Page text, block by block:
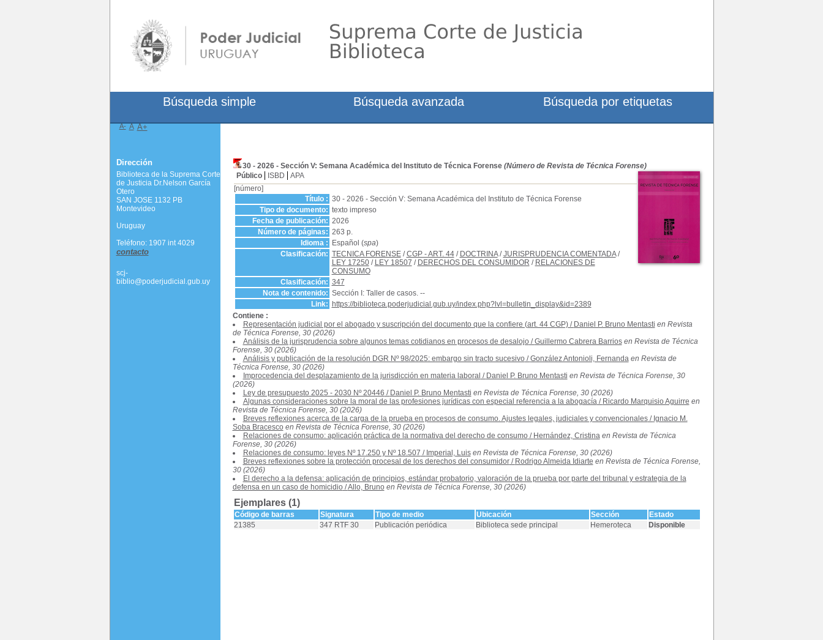
30 - 2026 - Sección V: Semana Académica del Instituto de Técnica Forense(Número de Revista de Técnica Forense)
Público
ISBD
APA
[número]
Título : 30 - 2026 - Sección V: Semana Académica del Instituto de Técnica Forense
Tipo de documento: texto impreso
Fecha de publicación: 2026
Número de páginas: 263 p.
Idioma :
Español (spa)
Clasificación: TECNICA FORENSE/CGP - ART. 44/ DOCTRINA/JURISPRUDENCIA COMENTADA/
LEY 17250/ LEY 18507 / DERECHOS DEL CONSUMIDOR / RELACIONES DE
CONSUMO
Clasificación: 347
Nota de contenido: Sección I: Taller de casos. --
Link:
https://biblioteca.poderjudicial.gub.uy/index.php?lvl=bulletin_display&id=2389
Contiene :
Representación judicial por el abogado y suscripción del documento que la confiere (art. 44 CGP)/ Daniel P. Bruno Mentasti en Revista
de Técnica Forense, 30 (2026)
Análisis de la jurisprudencia sobre algunos temas cotidianos en procesos de desalojo/Guillermo Cabrera Barrios en Revista de Técnica
Forense, 30 (2026)
Análisis y publicación de la resolución DGR Nº 98/2025: embargo sin tracto sucesivo/González Antonioli, Fernanda en Revista de
Técnica Forense, 30 (2026)
Improcedencia del desplazamiento de la jurisdicción en materia laboral / Daniel P. Bruno Mentasti en Revista de Técnica Forense, 30
(2026)
Ley de presupuesto 2025 - 2030 Nº 20446 / Daniel P. Bruno Mentasti en Revista de Técnica Forense, 30 (2026)
Algunas consideraciones sobre la moral de las profesiones jurídicas con especial referencia a la abogacía/ Ricardo Marquisio Aguirre en
Revista de Técnica Forense, 30 (2026)
Breves reflexiones acerca de la carga de la prueba en procesos de consumo. Ajustes legales, judiciales y convencionales/ Ignacio M.
Soba Bracesco en Revista de Técnica Forense, 30 (2026)
Relaciones de consumo: aplicación práctica de la normativa del derecho de consumo/ Hernández, Cristina en Revista de Técnica
Forense, 30 (2026)
Relaciones de consumo: leyes Nº 17.250 y Nº 18.507 / Imperial, Luis en Revista de Técnica Forense, 30 (2026)
Breves reflexiones sobre la protección procesal de los derechos del consumidor/ Rodrigo Almeida Idiarte en Revista de Técnica Forense,
30 (2026)
El derecho a la defensa: aplicación de principios, estándar probatorio, valoración de la prueba por parte del tribunal y estrategia de la
defensa en un caso de homicidio/Allo, Bruno en Revista de Técnica Forense, 30 (2026)
Ejemplares (1)
Código de barras Signatura Tipo de medio Ubicación Sección
Estado
21385
347 RTF 30 Publicación periódica Biblioteca sede principal Hemeroteca Disponible
Búsqueda simple Búsqueda avanzada Búsqueda por etiquetas
A- A A+
Dirección
Biblioteca de la Suprema Corte
de Justicia Dr.Nelson García
Otero
SAN JOSE 1132 PB
Montevideo
Uruguay
Teléfono: 1907 int 4029
contacto
scj-
biblio@poderjudicial.gub.uy